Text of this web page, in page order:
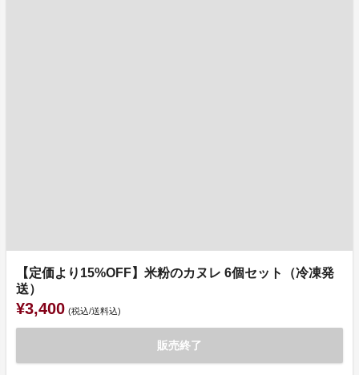
【定価より15%OFF】米粉のカヌレ 6個セット（冷凍発
送）
¥3,400 (税込/送料込)
販売終了